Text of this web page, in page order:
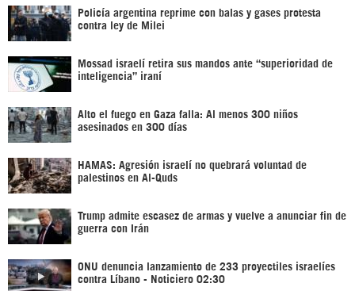
Policía argentina reprime con balas y gases protesta
contra ley de Milei
Mossad israelí retira sus mandos ante “superioridad de
inteligencia” iraní
Alto el fuego en Gaza falla: Al menos 300 niños
asesinados en 300 días
HAMAS: Agresión israelí no quebrará voluntad de
palestinos en Al-Quds
Trump admite escasez de armas y vuelve a anunciar fin de
guerra con Irán
ONU denuncia lanzamiento de 233 proyectiles israelíes
contra Líbano - Noticiero 02:30